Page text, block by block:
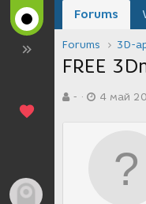
Forums
Forums 3D-
FREE
в-
а
4 май